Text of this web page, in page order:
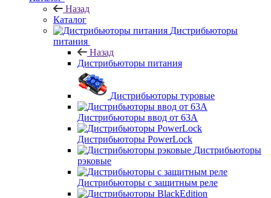
Назад
Каталог
Дистрибьюторы
питания
Назад
Дистрибьюторы питания
Дистрибьюторы туровые
Дистрибьюторы ввод от 63A
Дистрибьюторы PowerLock
Дистрибьюторы
рэковые
Дистрибьюторы с защитным реле